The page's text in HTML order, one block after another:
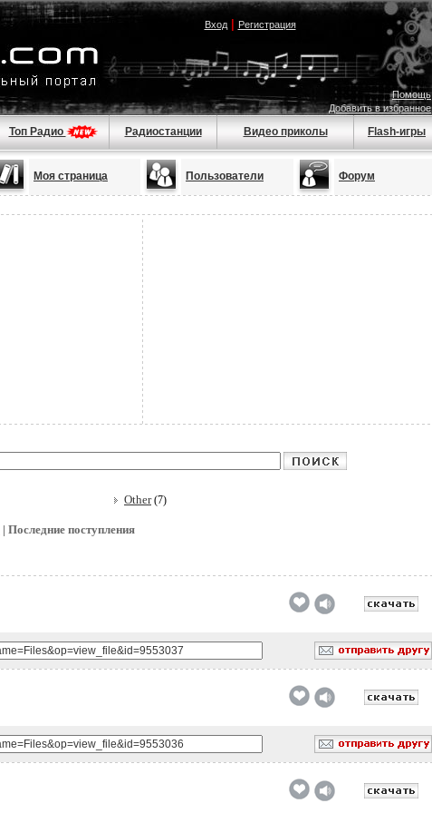
Вход| Регистрация
Помощь
Добавить в избранное
Топ Радио Радиостанции Видео приколы Flash-игры
Моя страница Пользователи Форум
Other(7)
| Последние поступления